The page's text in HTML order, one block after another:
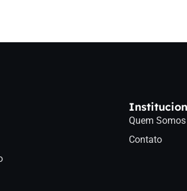
Quem Somos
Contato